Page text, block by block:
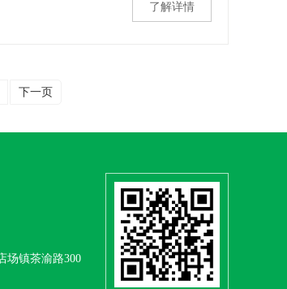
了解详情
下一页
场镇茶渝路300